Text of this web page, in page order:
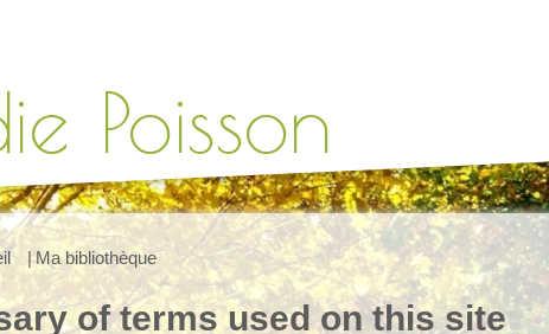
Poisson
| Ma bibliothèque
of terms used on this site